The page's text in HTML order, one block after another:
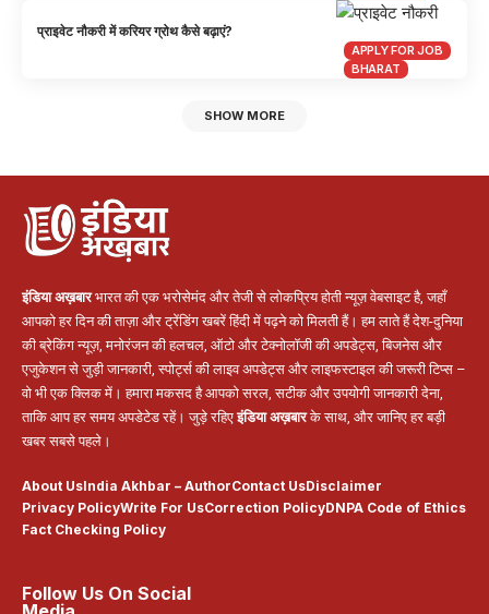
APPLY FOR JOB
BHARAT
प्राइवेट नौकरी में करियर ग्रोथ कैसे बढ़ाएं?
SHOW MORE
इंडिया अख़बारभारत की एक भरोसेमंद और तेजी से लोकप्रिय होती न्यूज़ वेबसाइट है, जहाँ
आपको हर दिन की ताज़ा और ट्रेंडिंग खबरें हिंदी में पढ़ने को मिलती हैं। हम लाते हैं देश-दुनिया
की ब्रेकिंग न्यूज़, मनोरंजन की हलचल, ऑटो और टेक्नोलॉजी की अपडेट्स, बिजनेस और
एजुकेशन से जुड़ी जानकारी, स्पोर्ट्स की लाइव अपडेट्स और लाइफस्टाइल की जरूरी टिप्स –
वो भी एक क्लिक में। हमारा मकसद है आपको सरल, सटीक और उपयोगी जानकारी देना,
ताकि आप हर समय अपडेटेड रहें। जुड़े रहिएइंडिया अख़बारके साथ, और जानिए हर बड़ी
खबर सबसे पहले।
About UsIndia Akhbar – AuthorContact UsDisclaimer
Privacy PolicyWrite For UsCorrection PolicyDNPA Code of Ethics
Fact Checking Policy
Follow Us On Social